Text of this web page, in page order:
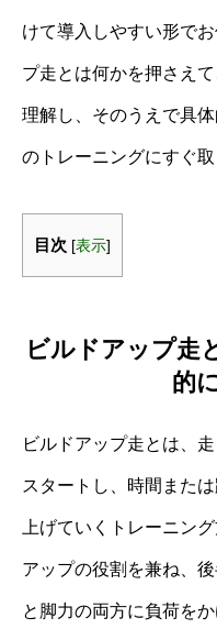
けて導入しやすい形で
プ走とは何かを押さえ
理解し、そのうえで具
のトレーニングにすぐ
目次 [表示]
ビルドアップ走
的
ビルドアップ走とは、
スタートし、時間また
上げていくトレーニン
アップの役割を兼ね、
と脚力の両方に負荷を